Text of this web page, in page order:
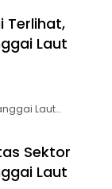
Terlihat,
Laut
Laut…
Sektor
Laut